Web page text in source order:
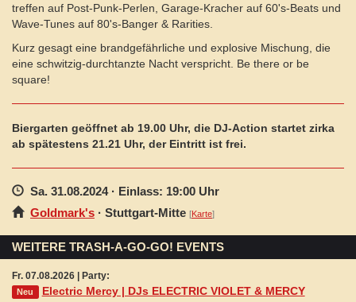
treffen auf Post-Punk-Perlen, Garage-Kracher auf 60's-Beats und
Wave-Tunes auf 80's-Banger & Rarities.
Kurz gesagt eine brandgefährliche und explosive Mischung, die
eine schwitzig-durchtanzte Nacht verspricht. Be there or be
square!
Biergarten geöffnet ab 19.00 Uhr, die DJ-Action startet zirka
ab spätestens 21.21 Uhr, der Eintritt ist frei.
Sa. 31.08.2024· Einlass: 19:00 Uhr
Goldmark's · Stuttgart-Mitte [Karte]
WEITERE TRASH-A-GO-GO! EVENTS
Fr. 07.08.2026 | Party:
Neu Electric Mercy | DJs ELECTRIC VIOLET & MERCY